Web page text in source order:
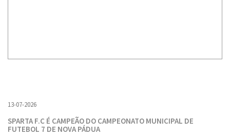
13-07-2026
SPARTA F.C É CAMPEÃO DO CAMPEONATO MUNICIPAL DE
FUTEBOL 7 DE NOVA PÁDUA